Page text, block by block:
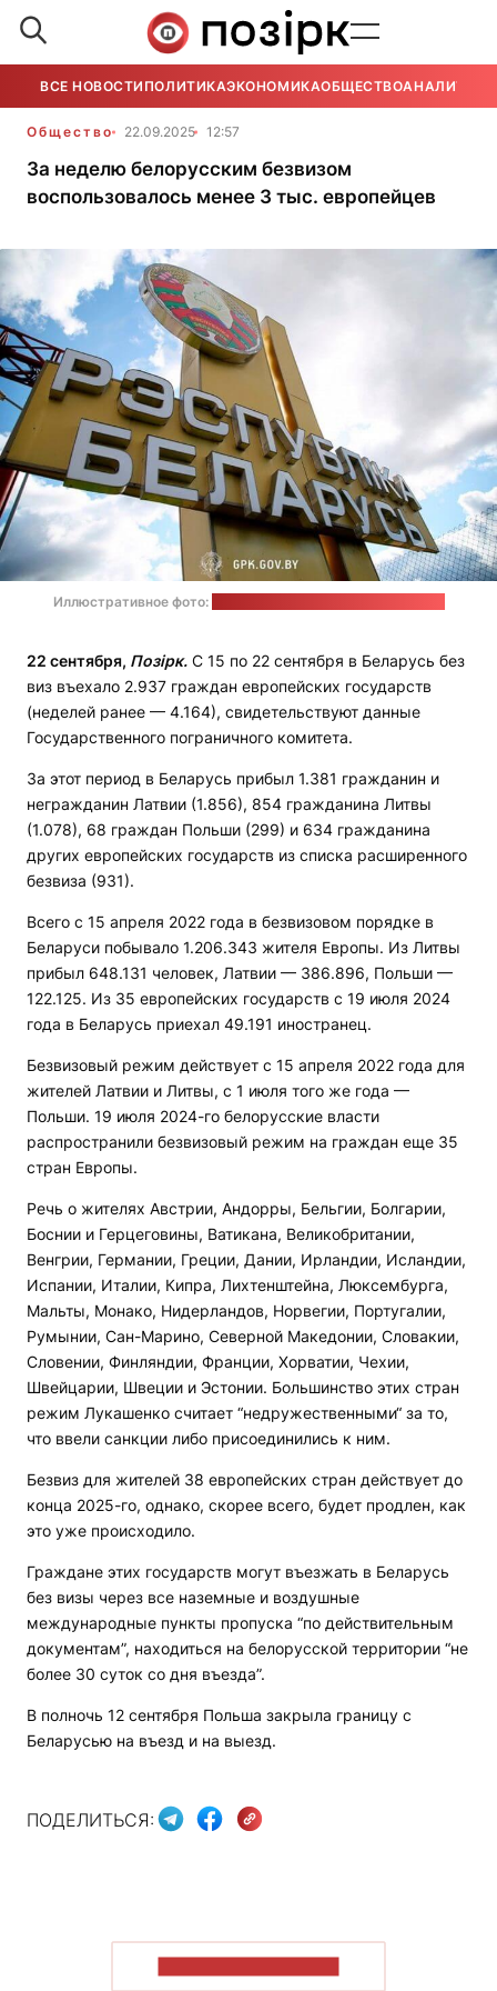
ВСЕ НОВОСТИ ПОЛИТИКАЭКОНОМИКАОБЩЕСТВОАНАЛИТИКА
Общество 22.09.2025 12:57
За неделю белорусским безвизом
воспользовалось менее 3 тыс. европейцев
Иллюстративное фото:
22 сентября, Позірк. С 15 по 22 сентября в Беларусь без
виз въехало 2.937 граждан европейских государств
(неделей ранее — 4.164), свидетельствуют данные
Государственного пограничного комитета.
За этот период в Беларусь прибыл 1.381 гражданин и
негражданин Латвии (1.856), 854 гражданина Литвы
(1.078), 68 граждан Польши (299) и 634 гражданина
других европейских государств из списка расширенного
безвиза (931).
Всего с 15 апреля 2022 года в безвизовом порядке в
Беларуси побывало 1.206.343 жителя Европы. Из Литвы
прибыл 648.131 человек, Латвии — 386.896, Польши —
122.125. Из 35 европейских государств с 19 июля 2024
года в Беларусь приехал 49.191 иностранец.
Безвизовый режим действует с 15 апреля 2022 года для
жителей Латвии и Литвы, с 1 июля того же года —
Польши. 19 июля 2024-го белорусские власти
распространили безвизовый режим на граждан еще 35
стран Европы.
Речь о жителях Австрии, Андорры, Бельгии, Болгарии,
Боснии и Герцеговины, Ватикана, Великобритании,
Венгрии, Германии, Греции, Дании, Ирландии, Исландии,
Испании, Италии, Кипра, Лихтенштейна, Люксембурга,
Мальты, Монако, Нидерландов, Норвегии, Португалии,
Румынии, Сан-Марино, Северной Македонии, Словакии,
Словении, Финляндии, Франции, Хорватии, Чехии,
Швейцарии, Швеции и Эстонии. Большинство этих стран
режим Лукашенко считает “недружественными“ за то,
что ввели санкции либо присоединились к ним.
Безвиз для жителей 38 европейских стран действует до
конца 2025-го, однако, скорее всего, будет продлен, как
это уже происходило.
Граждане этих государств могут въезжать в Беларусь
без визы через все наземные и воздушные
международные пункты пропуска “по действительным
документам”, находиться на белорусской территории “не
более 30 суток со дня въезда”.
В полночь 12 сентября Польша закрыла границу с
Беларусью на въезд и на выезд.
ПОДЕЛИТЬСЯ: